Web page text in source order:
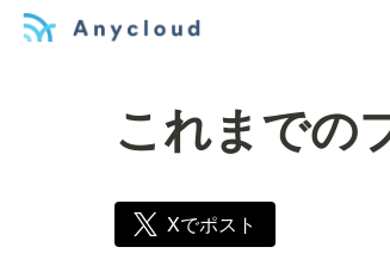
これまでの
Xでポスト